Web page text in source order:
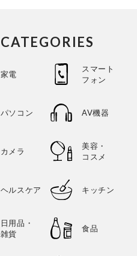
CATEGORIES
家電
スマート
フォン
パソコン AV機器
カメラ
美容・
コスメ
ヘルスケア キッチン
日用品・
雑貨
食品